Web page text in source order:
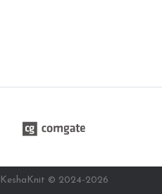
KeshaKnit © 2024-2026